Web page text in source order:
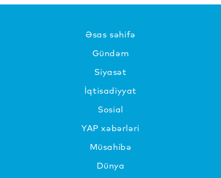
Əsas səhifə
Gündəm
Siyasət
İqtisadiyyat
Sosial
YAP xəbərləri
Müsahibə
Dünya